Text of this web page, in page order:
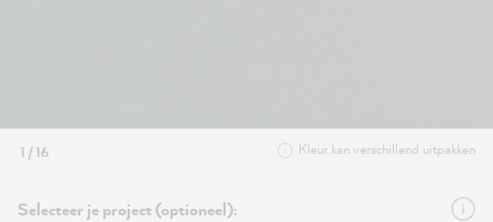
1 / 16 Kleur kan verschillend uitpakken
Selecteer je project (optioneel):